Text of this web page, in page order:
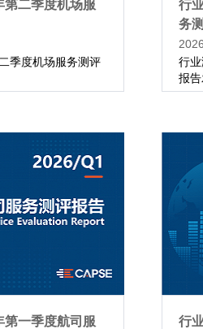
第二季度机场服
季度机场服务测评
行
务
行
报
第一季度航司服
行